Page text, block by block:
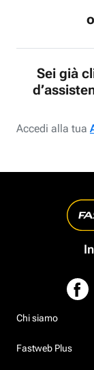
Sei già
d’assistenza? o vuoi
Accedi alla tua
Chi siamo
Fastweb Plus